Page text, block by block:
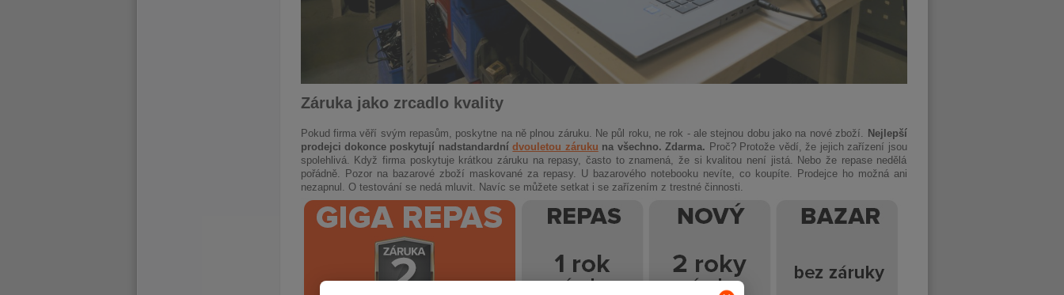
Záruka jako zrcadlo kvality
Pokud firma věří svým repasům, poskytne na ně plnou záruku. Ne půl roku, ne rok - ale stejnou dobu jako na nové zboží. Nejlepší
prodejci dokonce poskytují nadstandardnídvouletou záruku na všechno. Zdarma. Proč? Protože vědí, že jejich zařízení jsou
spolehlivá. Když firma poskytuje krátkou záruku na repasy, často to znamená, že si kvalitou není jistá. Nebo že repase nedělá
pořádně. Pozor na bazarové zboží maskované za repasy. U bazarového notebooku nevíte, co koupíte. Prodejce ho možná ani
nezapnul. O testování se nedá mluvit. Navíc se můžete setkat i se zařízením z trestné činnosti.